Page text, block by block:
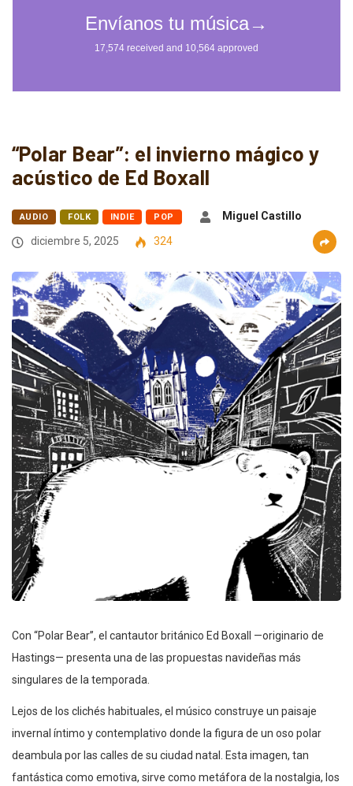
“Polar Bear”: el invierno mágico y
acústico de Ed Boxall
AUDIO FOLK INDIE POP
Miguel Castillo
diciembre 5, 2025
324
Con “Polar Bear”, el cantautor británico Ed Boxall —originario de
Hastings— presenta una de las propuestas navideñas más
singulares de la temporada.
Lejos de los clichés habituales, el músico construye un paisaje
invernal íntimo y contemplativo donde la figura de un oso polar
deambula por las calles de su ciudad natal. Esta imagen, tan
fantástica como emotiva, sirve como metáfora de la nostalgia, los